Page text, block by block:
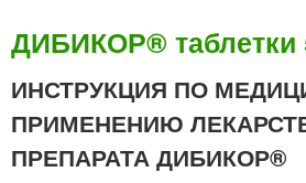
н
ю
ДИБИКОР® таблетки
ИНСТРУКЦИЯ ПО
ПРИМЕНЕНИЮ
ПРЕПАРАТА ДИБИКОР®